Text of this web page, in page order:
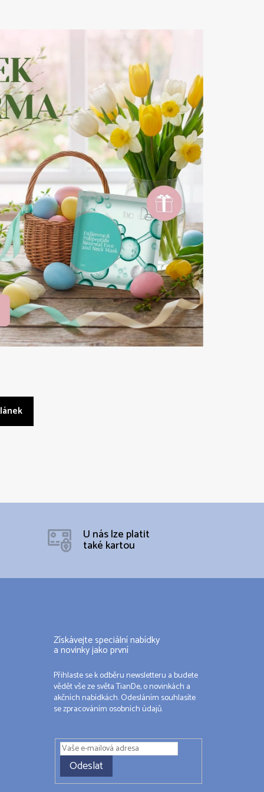
U nás lze platit
také kartou
Získávejte speciální nabídky
a novinky jako první
Přihlaste se k odběru newsletteru a budete
vědět vše ze světa TianDe, o novinkách a
akčních nabídkách. Odesláním souhlasíte
se zpracováním osobních údajů.
Odeslat